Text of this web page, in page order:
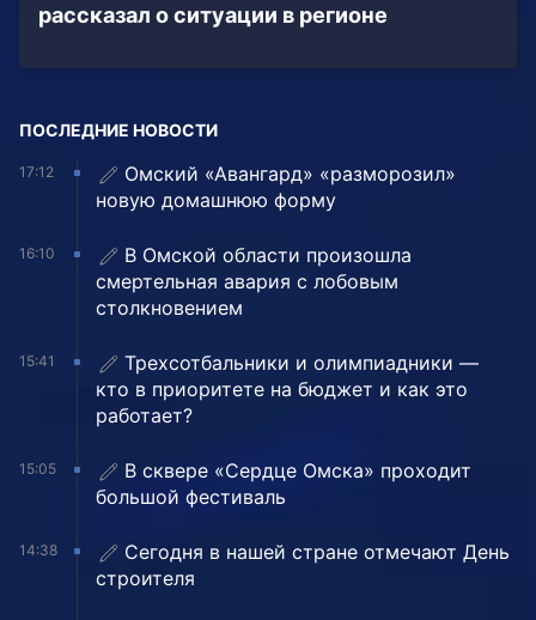
рассказал о ситуации в регионе
ПОСЛЕДНИЕ НОВОСТИ
17:12
Омский «Авангард» «разморозил»
новую домашнюю форму
16:10
В Омской области произошла
смертельная авария с лобовым
столкновением
15:41
Трехсотбальники и олимпиадники —
кто в приоритете на бюджет и как это
работает?
15:05
В сквере «Сердце Омска» проходит
большой фестиваль
14:38
Сегодня в нашей стране отмечают День
строителя